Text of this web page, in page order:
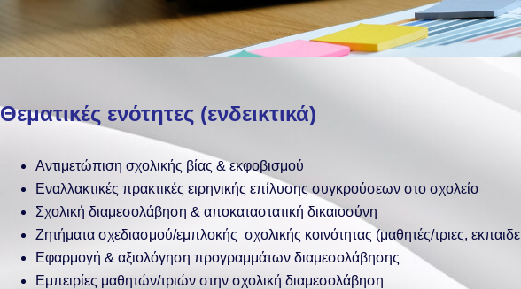
Θεματικές ενότητες (ενδεικτικά)
Αντιμετώπιση σχολικής βίας & εκφοβισμού
Εναλλακτικές πρακτικές ειρηνικής επίλυσης συγκρούσεων στο σχολείο
Σχολική διαμεσολάβηση & αποκαταστατική δικαιοσύνη
Ζητήματα σχεδιασμού/εμπλοκής σχολικής κοινότητας (μαθητές/τριες,
Εφαρμογή & αξιολόγηση προγραμμάτων διαμεσολάβησης
Εμπειρίες μαθητών/τριών στην σχολική διαμεσολάβηση